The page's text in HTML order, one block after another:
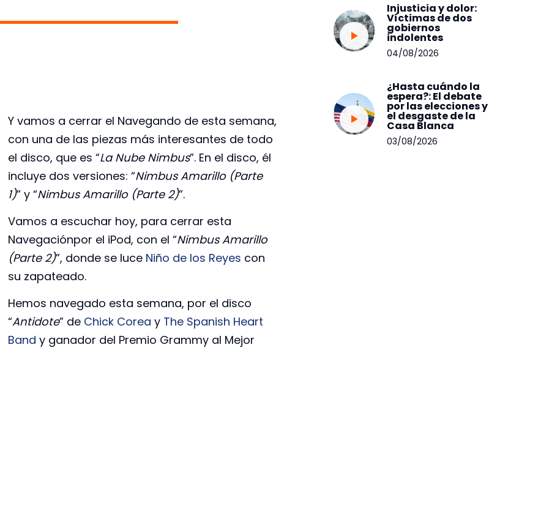
Y vamos a cerrar el Navegando de esta semana,
con una de las piezas más interesantes de todo
el disco, que es “La Nube Nimbus”. En el disco, él
incluye dos versiones: “Nimbus Amarillo (Parte
1)” y “Nimbus Amarillo (Parte 2)”.
Vamos a escuchar hoy, para cerrar esta
Navegaciónpor el iPod, con el “Nimbus Amarillo
(Parte 2)”, donde se luce Niño de los Reyes con
su zapateado.
Hemos navegado esta semana, por el disco
“Antidote” de Chick Corea y The Spanish Heart
Band y ganador del Premio Grammy al Mejor
Injusticia y dolor:
Víctimas de dos
gobiernos
indolentes
04/08/2026
¿Hasta cuándo la
espera?: El debate
por las elecciones y
el desgaste de la
Casa Blanca
03/08/2026